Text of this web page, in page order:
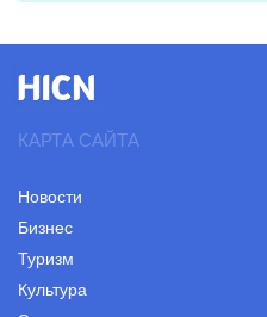
КАРТА САЙТА
Новости
Бизнес
Туризм
Культура